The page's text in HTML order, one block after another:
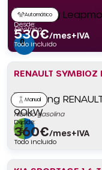
Automático
Eléctrico
Desde:
530€/mes+IVA
Todo incluido
RENAULT
Manual
Híbrido gasolina
Desde:
360€/mes+IVA
Todo incluido